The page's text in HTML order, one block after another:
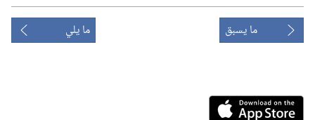
ما يسبق ما يلي
Download